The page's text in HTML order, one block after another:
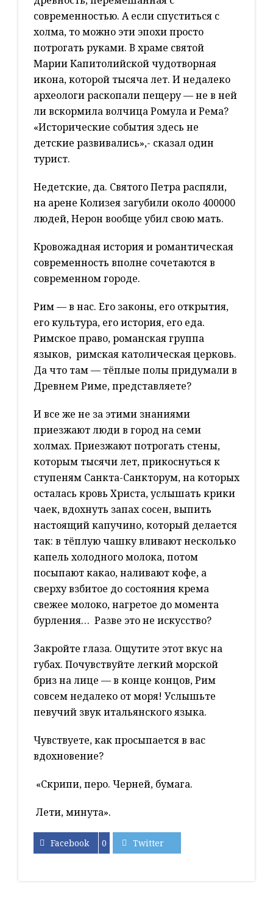
современностью. А если спуститься с
холма, то можно эти эпохи просто
потрогать руками. В храме святой
Марии Капитолийской чудотворная
икона, которой тысяча лет. И недалеко
археологи раскопали пещеру — не в ней
ли вскормила волчица Ромула и Рема?
«Исторические события здесь не
детские развивались»,- сказал один
турист.
Недетские, да. Святого Петра распяли,
на арене Колизея загубили около 400000
людей, Нерон вообще убил свою мать.
Кровожадная история и романтическая
современность вполне сочетаются в
современном городе.
Рим — в нас. Его законы, его открытия,
его культура, его история, его еда.
Римское право, романская группа
языков, римская католическая церковь.
Да что там — тёплые полы придумали в
Древнем Риме, представляете?
И все же не за этими знаниями
приезжают люди в город на семи
холмах. Приезжают потрогать стены,
которым тысячи лет, прикоснуться к
ступеням Санкта-Санкторум, на которых
осталась кровь Христа, услышать крики
чаек, вдохнуть запах сосен, выпить
настоящий капучино, который делается
так: в тёплую чашку вливают несколько
капель холодного молока, потом
посыпают какао, наливают кофе, а
сверху взбитое до состояния крема
свежее молоко, нагретое до момента
бурления… Разве это не искусство?
Закройте глаза. Ощутите этот вкус на
губах. Почувствуйте легкий морской
бриз на лице — в конце концов, Рим
совсем недалеко от моря! Услышьте
певучий звук итальянского языка.
Чувствуете, как просыпается в вас
вдохновение?
«Скрипи, перо. Черней, бумага.
Лети, минута».
Facebook 0 Twitter